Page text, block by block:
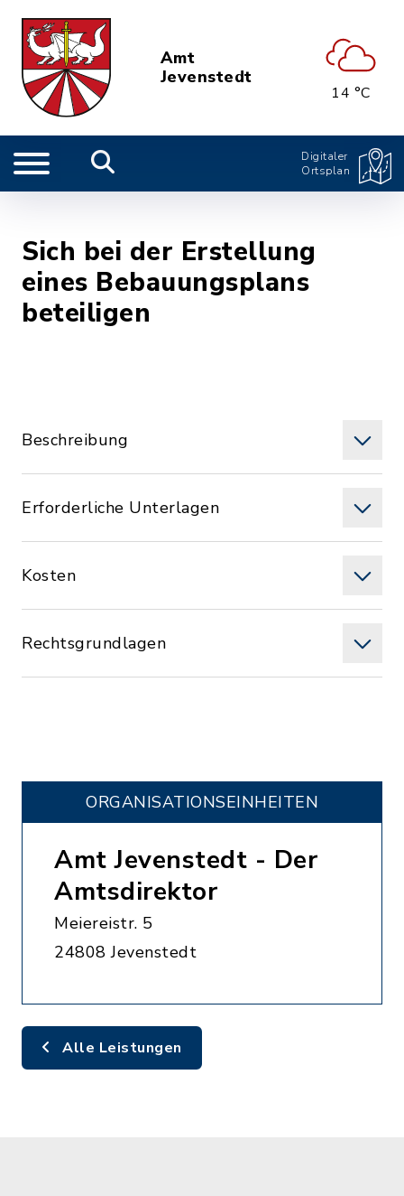
Amt
Jevenstedt
14 °C
Digitaler
Ortsplan
Sich bei der Erstellung
eines Bebauungsplans
beteiligen
Beschreibung
Erforderliche Unterlagen
Kosten
Rechtsgrundlagen
ORGANISATIONS­EINHEITEN
Amt Jevenstedt - Der
Amtsdirektor
Meiereistr. 5
24808 Jevenstedt
Alle Leistungen